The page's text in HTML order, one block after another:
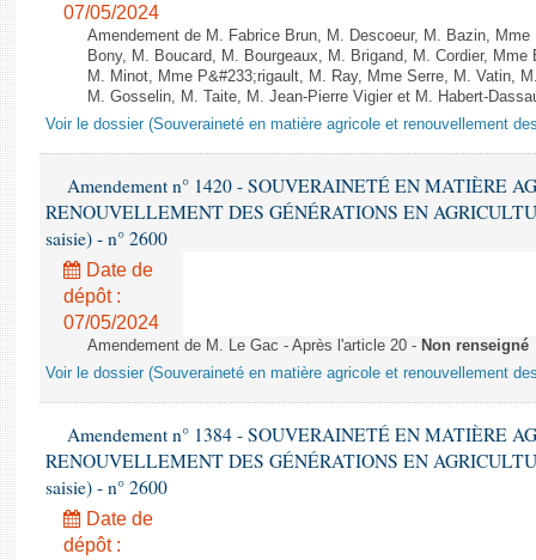
07/05/2024
Amendement de M. Fabrice Brun, M. Descoeur, M. Bazin,
Bony, M. Boucard, M. Bourgeaux, M. Brigand, M. Cordier,
M. Minot, Mme P&#233;rigault, M. Ray, Mme Serre, M. Vatin,
M. Gosselin, M. Taite, M. Jean-Pierre Vigier et M. Habert-
Voir le dossier (Souveraineté en matière agricole et renouvellement
Amendement n° 1420 - SOUVERAINETÉ EN MATIÈRE
RENOUVELLEMENT DES GÉNÉRATIONS EN
saisie) - n° 2600
Date de
dépôt :
07/05/2024
Amendement de M. Le Gac - Après l'article 20 - Non renseigné
Voir le dossier (Souveraineté en matière agricole et renouvellement
Amendement n° 1384 - SOUVERAINETÉ EN MATIÈRE
RENOUVELLEMENT DES GÉNÉRATIONS EN
saisie) - n° 2600
Date de
dépôt :